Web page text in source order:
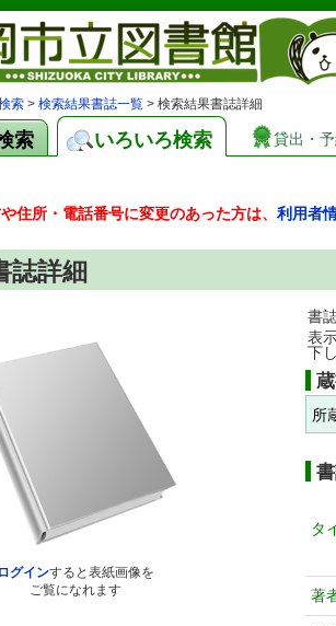
索 > 検索結果書誌一覧 > 検索結果書誌詳細
索 いろいろ検索 貸出・
住所・電話番号に変更のあった方は、 利用者
誌詳細
ログインすると表紙画像を
ご覧になれます
書
表
下
所
タ
著